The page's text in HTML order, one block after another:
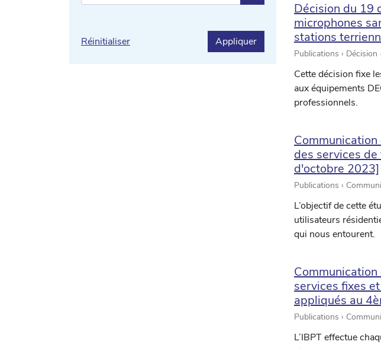
Sélectionner une date ...
Réinitialiser Appliquer
Décision du 19
microphones
stations
Publications › Décision
Cette décision fixe
aux équipements
professionnels.
des services
d'octobre 2023]
Publications ›
L’objectif de cette
utilisateurs
qui nous entourent.
services fixes
appliqués au
Publications ›
L’IBPT effectue